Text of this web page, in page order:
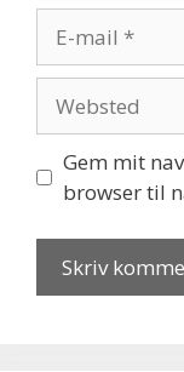
mail
Gem mit
browser til